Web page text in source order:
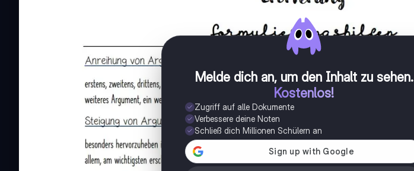
Melde dich an, um den Inhalt zu sehen.
Kostenlos!
Zugriff auf alle Dokumente
Verbessere deine Noten
Schließ dich Millionen Schülern an